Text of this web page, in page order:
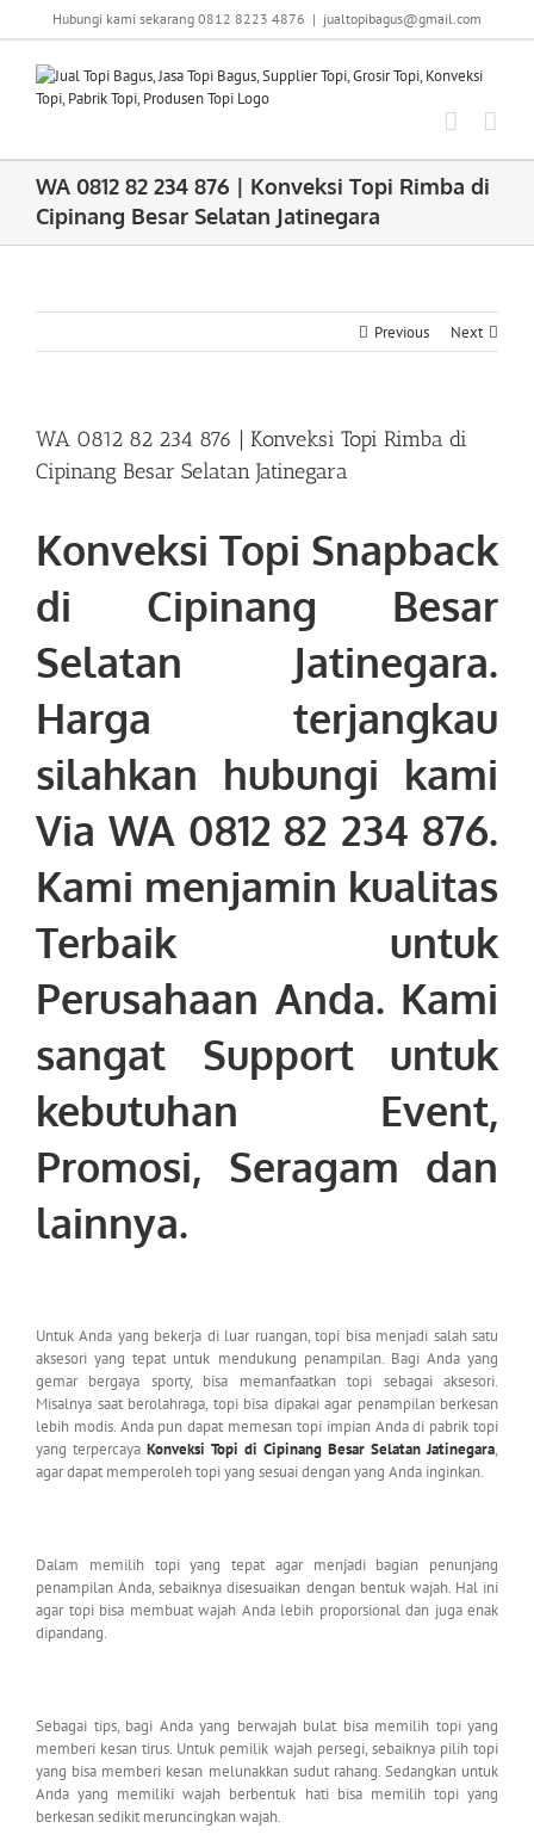
Hubungi kami sekarang 0812 8223 4876 | jualtopibagus@gmail.com
WA 0812 82 234 876 | Konveksi Topi Rimba di
Cipinang Besar Selatan Jatinegara
Previous Next
WA 0812 82 234 876 | Konveksi Topi Rimba di
Cipinang Besar Selatan Jatinegara
Konveksi Topi Snapback
di Cipinang Besar
Selatan Jatinegara.
Harga terjangkau
silahkan hubungi kami
Via WA 0812 82 234 876.
Kami menjamin kualitas
Terbaik untuk
Perusahaan Anda. Kami
sangat Support untuk
kebutuhan Event,
Promosi, Seragam dan
lainnya.
Untuk Anda yang bekerja di luar ruangan, topi bisa menjadi salah satu
aksesori yang tepat untuk mendukung penampilan. Bagi Anda yang
gemar bergaya sporty, bisa memanfaatkan topi sebagai aksesori.
Misalnya saat berolahraga, topi bisa dipakai agar penampilan berkesan
lebih modis. Anda pun dapat memesan topi impian Anda di pabrik topi
yang terpercaya Konveksi Topi di Cipinang Besar Selatan Jatinegara,
agar dapat memperoleh topi yang sesuai dengan yang Anda inginkan.
Dalam memilih topi yang tepat agar menjadi bagian penunjang
penampilan Anda, sebaiknya disesuaikan dengan bentuk wajah. Hal ini
agar topi bisa membuat wajah Anda lebih proporsional dan juga enak
dipandang.
Sebagai tips, bagi Anda yang berwajah bulat bisa memilih topi yang
memberi kesan tirus. Untuk pemilik wajah persegi, sebaiknya pilih topi
yang bisa memberi kesan melunakkan sudut rahang. Sedangkan untuk
Anda yang memiliki wajah berbentuk hati bisa memilih topi yang
berkesan sedikit meruncingkan wajah.